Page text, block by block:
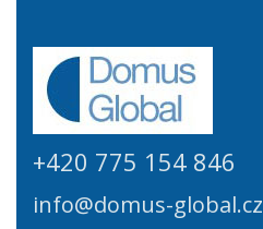
+420 775 154 846
info@domus-global.cz